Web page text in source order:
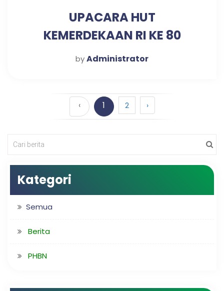
UPACARA HUT
KEMERDEKAAN RI KE 80
TAHUN
byAdministrator
‹ 1 2 ›
Kategori
Semua
Berita
PHBN